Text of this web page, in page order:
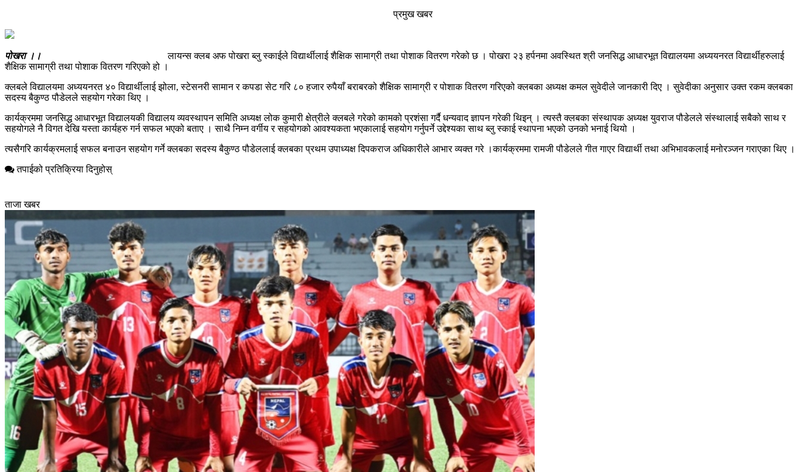
प्रमुख खबर
पोखरा ।।
लायन्स क्लब अफ पोखरा ब्लु स्काईले विद्यार्थीलाई शैक्षिक सामाग्री तथा पोशाक वितरण गरेको छ । पोखरा २३ हर्पनमा अवस्थित श्री जनसिद्ध आधारभूत विद्यालयमा अध्ययनरत विद्यार्थीहरुलाई
शैक्षिक सामाग्री तथा पोशाक वितरण गरिएको हो ।
क्लबले विद्यालयमा अध्ययनरत ४० विद्यार्थीलाई झोला, स्टेसनरी सामान र कपडा सेट गरि ८० हजार रुपैयाँ बराबरको शैक्षिक सामाग्री र पोशाक वितरण गरिएको क्लबका अध्यक्ष कमल सुवेदीले जानकारी दिए । सुवेदीका अनुसार उक्त रकम क्लबका
सदस्य बैकुण्ठ पौडेलले सहयोग गरेका थिए ।
कार्यक्रममा जनसिद्ध आधारभूत विद्यालयकी विद्यालय व्यवस्थापन समिति अध्यक्ष लोक कुमारी क्षेत्रीले क्लबले गरेको कामको प्रशंसा गर्दै धन्यवाद ज्ञापन गरेकी थिइन् । त्यस्तै क्लबका संस्थापक अध्यक्ष युवराज पौडेलले संस्थालाई सबैको साथ र
सहयोगले नै विगत देखि यस्ता कार्यहरु गर्न सफल भएको बताए । साथै निम्न वर्गीय र सहयोगको आवश्यकता भएकालाई सहयोग गर्नुपर्ने उद्देश्यका साथ ब्लु स्काई स्थापना भएको उनको भनाई थियो ।
त्यसैगरि कार्यक्रमलाई सफल बनाउन सहयोग गर्ने क्लबका सदस्य बैकुण्ठ पौडेललाई क्लबका प्रथम उपाध्यक्ष दिपकराज अधिकारीले आभार व्यक्त गरे ।कार्यक्रममा रामजी पौडेलले गीत गाएर विद्यार्थी तथा अभिभावकलाई मनोरञ्जन गराएका थिए ।
तपाईको प्रतिक्रिया दिनुहोस्
ताजा खबर